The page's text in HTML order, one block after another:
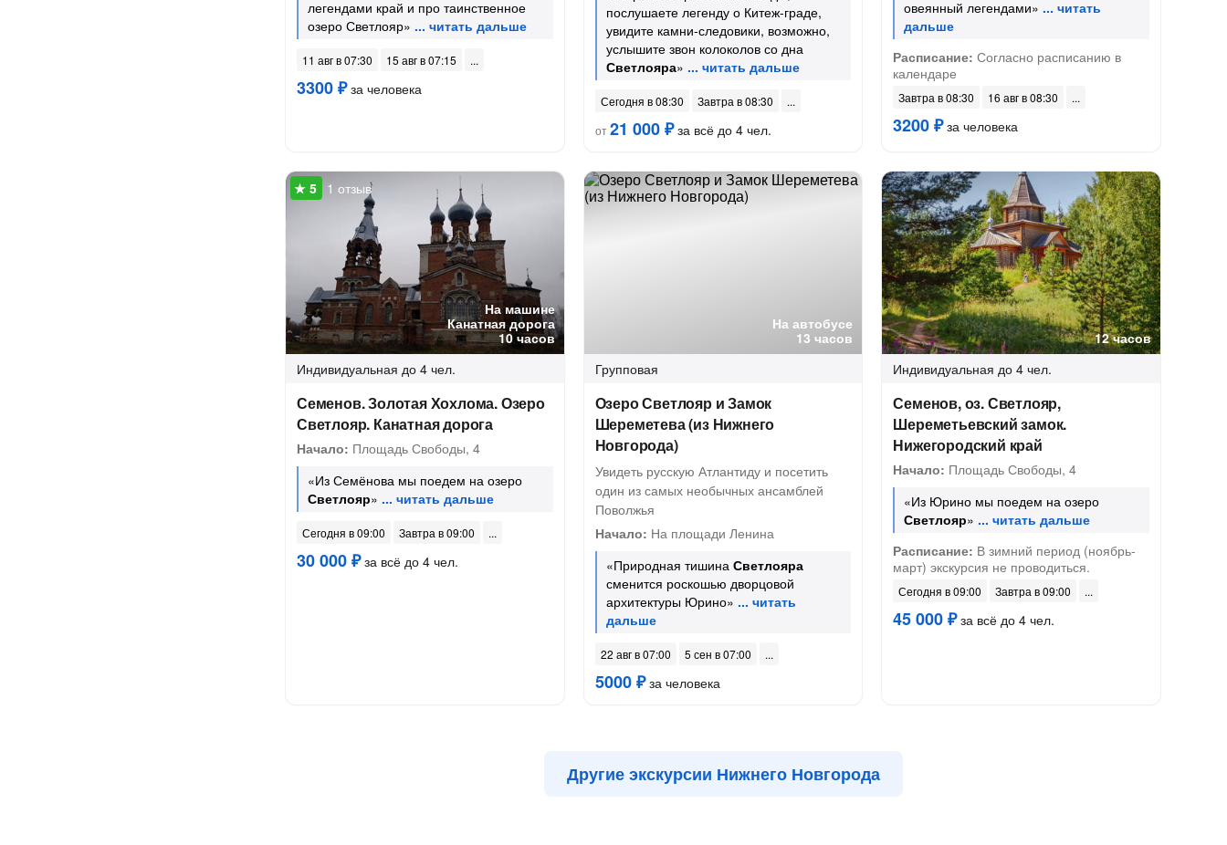
легендами край и про таинственное
озеро Светлояр»
11 авг в 07:30 15 авг в 07:15
3300 ₽за человека
послушаете легенду о Китеж-граде,
увидите камни-следовики, возможно,
услышите звон колоколов со дна
Светлояра»
Сегодня в 08:30
Завтра в 08:30
от21 000 ₽за всё до 4 чел.
овеянный легендами»
Расписание: Согласно расписанию в
календаре
Завтра в 08:30 16 авг в 08:30
3200 ₽за человека
На машине
Канатная дорога
10 часов
1 отзыв
Индивидуальная до 4 чел.
Семенов. Золотая Хохлома. Озеро
Светлояр. Канатная дорога
Начало: Площадь Свободы, 4
«Из Семёнова мы поедем на озеро
Светлояр»
Сегодня в 09:00 Завтра в 09:00
30 000 ₽за всё до 4 чел.
На автобусе
13 часов
Групповая
Озеро Светлояр и Замок
Шереметева (из Нижнего
Новгорода)
Увидеть русскую Атлантиду и посетить
один из самых необычных ансамблей
Поволжья
Начало: На площади Ленина
«Природная тишина Светлояра
сменится роскошью дворцовой
архитектуры Юрино»
22 авг в 07:00 5 сен в 07:00
5000 ₽за человека
12 часов
Индивидуальная до 4 чел.
Семенов, оз. Светлояр,
Шереметьевский замок.
Нижегородский край
Начало: Площадь Свободы, 4
«Из Юрино мы поедем на озеро
Светлояр»
Расписание: В зимний период (ноябрь-
март) экскурсия не проводиться.
Сегодня в 09:00 Завтра в 09:00
45 000 ₽за всё до 4 чел.
Другие экскурсии Нижнего Новгорода